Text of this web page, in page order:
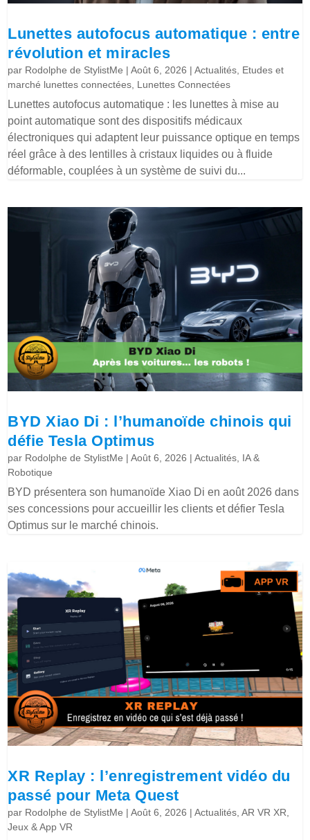
Lunettes autofocus automatique : entre
révolution et miracles
par Rodolphe de StylistMe |Août 6, 2026 |Actualités Etudes et
marché lunettes connectées Lunettes Connectées
Lunettes autofocus automatique : les lunettes à mise au
point automatique sont des dispositifs médicaux
électroniques qui adaptent leur puissance optique en temps
réel grâce à des lentilles à cristaux liquides ou à fluide
déformable, couplées à un système de suivi du...
BYD Xiao Di : l’humanoïde chinois qui
défie Tesla Optimus
par Rodolphe de StylistMe |Août 6, 2026 |Actualités IA &
Robotique
BYD présentera son humanoïde Xiao Di en août 2026 dans
ses concessions pour accueillir les clients et défier Tesla
Optimus sur le marché chinois.
XR Replay : l’enregistrement vidéo du
passé pour Meta Quest
par Rodolphe de StylistMe |Août 6, 2026 |Actualités ,AR VR XR
Jeux & App VR